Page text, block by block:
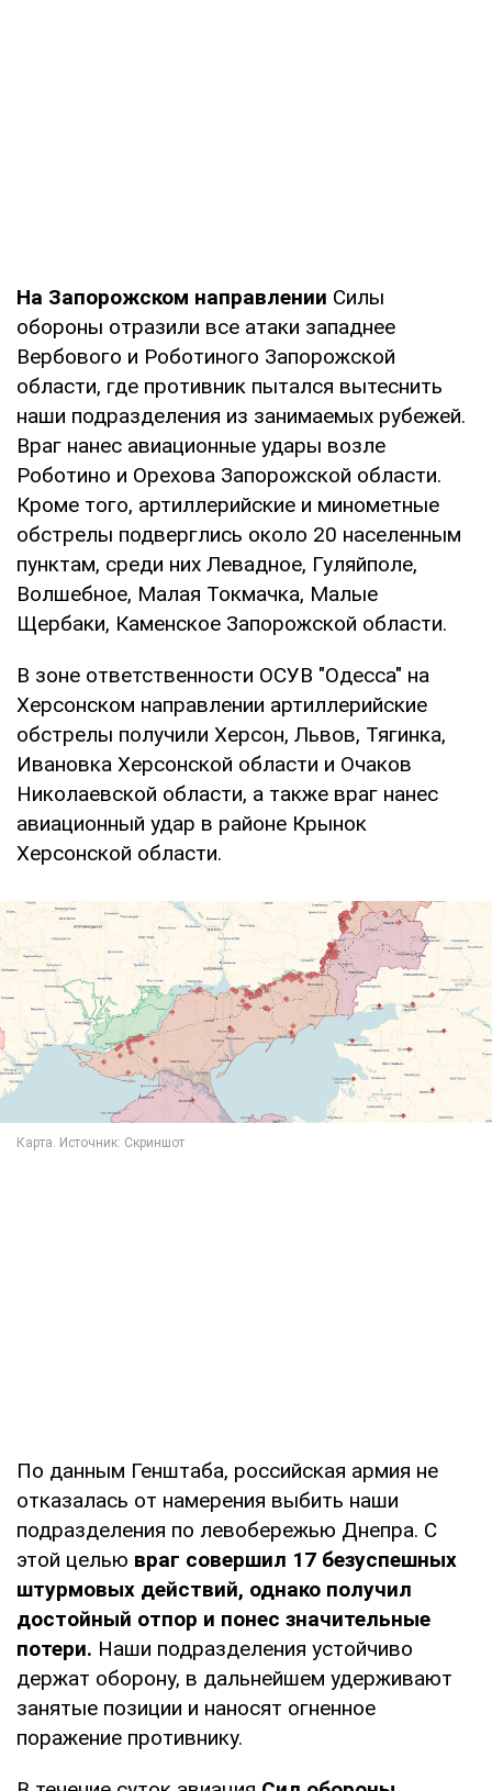
На Запорожском направлении Силы
обороны отразили все атаки западнее
Вербового и Роботиного Запорожской
области, где противник пытался вытеснить
наши подразделения из занимаемых рубежей.
Враг нанес авиационные удары возле
Роботино и Орехова Запорожской области.
Кроме того, артиллерийские и минометные
обстрелы подверглись около 20 населенным
пунктам, среди них Левадное, Гуляйполе,
Волшебное, Малая Токмачка, Малые
Щербаки, Каменское Запорожской области.
В зоне ответственности ОСУВ "Одесса" на
Херсонском направлении артиллерийские
обстрелы получили Херсон, Львов, Тягинка,
Ивановка Херсонской области и Очаков
Николаевской области, а также враг нанес
авиационный удар в районе Крынок
Херсонской области.
По данным Генштаба, российская армия не
отказалась от намерения выбить наши
подразделения по левобережью Днепра. С
этой целью враг совершил 17 безуспешных
штурмовых действий, однако получил
достойный отпор и понес значительные
потери. Наши подразделения устойчиво
держат оборону, в дальнейшем удерживают
занятые позиции и наносят огненное
поражение противнику.